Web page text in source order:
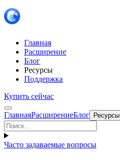
Главная
Расширение
Блог
Ресурсы
Поддержка
Купить сейчас
ГлавнаяРасширениеБлог Ресурсы
Часто задаваемые вопросы